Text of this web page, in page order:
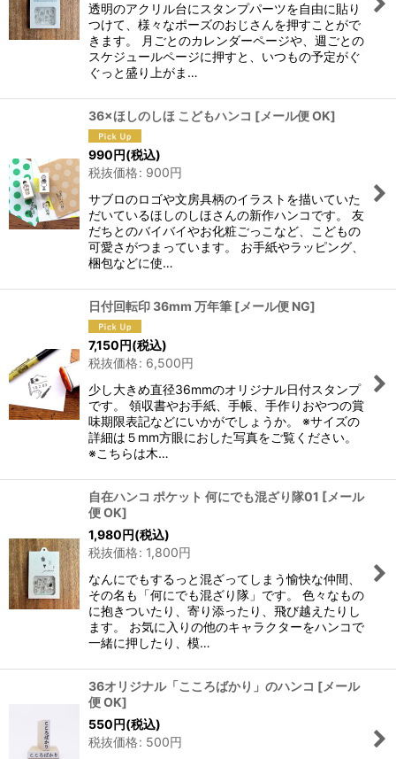
透明のアクリル台にスタンプパーツを自由に貼り
つけて、様々なポーズのおじさんを押すことがで
きます。 月ごとのカレンダーページや、週ごとの
スケジュールページに押すと、いつもの予定がぐ
ぐっと盛り上がま…
36×ほしのしほ こどもハンコ [メール便 OK]
990円(税込)
税抜価格: 900円
サブロのロゴや文房具柄のイラストを描いていた
だいているほしのしほさんの新作ハンコです。 友
だちとのバイバイやお化粧ごっこなど、こどもの
可愛さがつまっています。 お手紙やラッピング、
梱包などに使…
日付回転印 36mm 万年筆 [メール便 NG]
7,150円(税込)
税抜価格: 6,500円
少し大きめ直径36mmのオリジナル日付スタンプ
です。 領収書やお手紙、手帳、手作りおやつの賞
味期限表記などにいかがでしょうか。 ※サイズの
詳細は５mm方眼におした写真をご覧ください。
※こちらは木…
自在ハンコ ポケット 何にでも混ざり隊01 [メール
便 OK]
1,980円(税込)
税抜価格: 1,800円
なんにでもするっと混ざってしまう愉快な仲間、
その名も「何にでも混ざり隊」です。 色々なもの
に抱きついたり、寄り添ったり、飛び越えたりし
ます。 お気に入りの他のキャラクターをハンコで
一緒に押したり、模…
36オリジナル「こころばかり」のハンコ [メール
便 OK]
550円(税込)
税抜価格: 500円